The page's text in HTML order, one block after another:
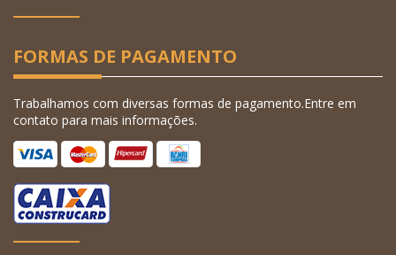
FORMAS DE PAGAMENTO
Trabalhamos com diversas formas de pagamento.Entre em
contato para mais informações.